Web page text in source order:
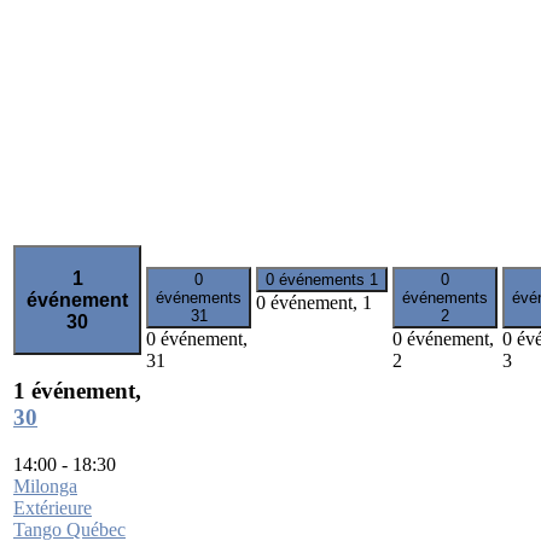
1
événement
30
1 événement,
30
14:00 - 18:30
Milonga
Extérieure
Tango Québec
0
événements
31
0 événement,
31
0 événements 1
0 événement, 1
0
événements
2
0 événement,
2
0
3